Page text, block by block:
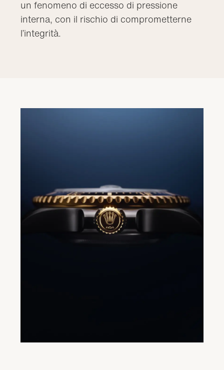
un fenomeno di eccesso di pressione
interna, con il rischio di comprometterne
l’integrità.